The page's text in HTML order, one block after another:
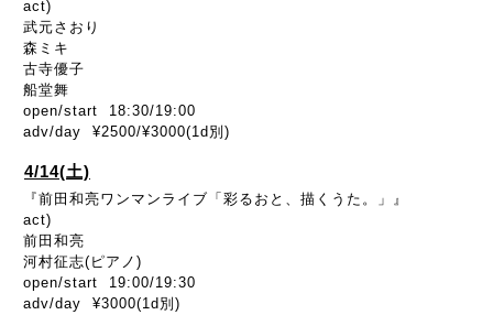
act)
武元さおり
森ミキ
古寺優子
船堂舞
open/start 18:30/19:00
adv/day ¥2500/¥3000(1d別)
4/14(土)
『前田和亮ワンマンライブ「彩るおと、描くうた。」』
act)
前田和亮
河村征志(ピアノ)
open/start 19:00/19:30
adv/day ¥3000(1d別)